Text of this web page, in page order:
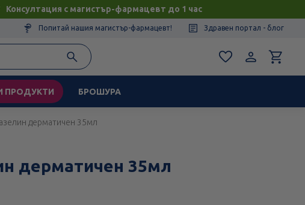
Консултация с магистър-фармацевт до 1 час
Попитай нашия магистър-фармацевт! Здравен портал - блог
ПРОДУКТИ БРОШУРА
дерматичен 35мл
дерматичен 35мл